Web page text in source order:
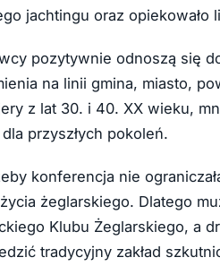
jachtingu oraz opiekowało
pozytywnie odnoszą się
na linii gmina, miasto,
z lat 30. i 40. XX wieku,
przyszłych pokoleń.
konferencja nie
żeglarskiego. Dlatego
Klubu Żeglarskiego, a
tradycyjny zakład